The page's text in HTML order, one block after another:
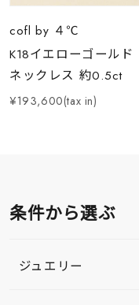
cofl by ４℃
K18イエローゴールド
ネックレス 約0.5ct
¥193,600(tax in)
条件から選ぶ
ジュエリー